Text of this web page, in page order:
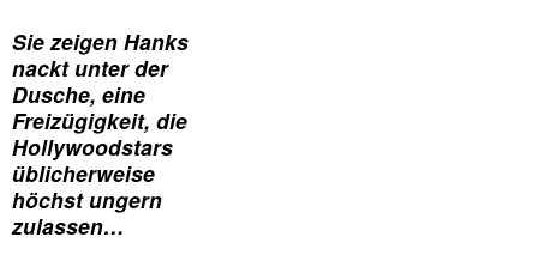
Sie zeigen Hanks
nackt unter der
Dusche, eine
Freizügigkeit, die
Hollywoodstars
üblicherweise
höchst ungern
zulassen…